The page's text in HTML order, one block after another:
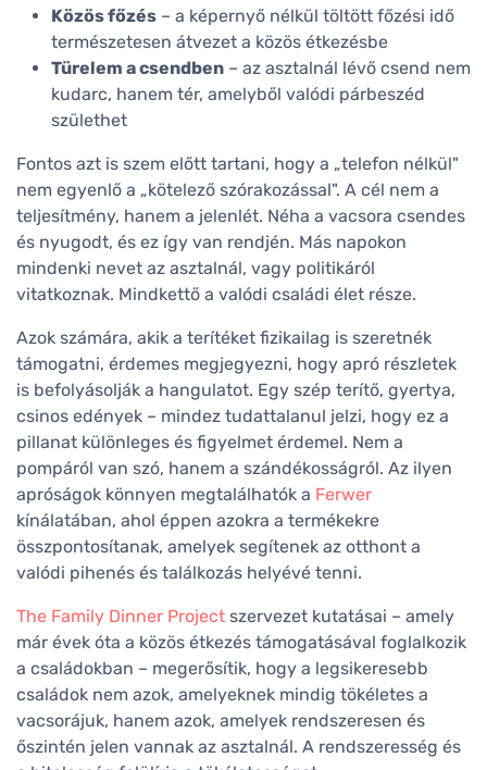
Közös főzés – a képernyő nélkül töltött főzési idő
természetesen átvezet a közös étkezésbe
Türelem a csendben – az asztalnál lévő csend nem
kudarc, hanem tér, amelyből valódi párbeszéd
születhet
Fontos azt is szem előtt tartani, hogy a „telefon nélkül"
nem egyenlő a „kötelező szórakozással". A cél nem a
teljesítmény, hanem a jelenlét. Néha a vacsora csendes
és nyugodt, és ez így van rendjén. Más napokon
mindenki nevet az asztalnál, vagy politikáról
vitatkoznak. Mindkettő a valódi családi élet része.
Azok számára, akik a terítéket fizikailag is szeretnék
támogatni, érdemes megjegyezni, hogy apró részletek
is befolyásolják a hangulatot. Egy szép terítő, gyertya,
csinos edények – mindez tudattalanul jelzi, hogy ez a
pillanat különleges és figyelmet érdemel. Nem a
pompáról van szó, hanem a szándékosságról. Az ilyen
apróságok könnyen megtalálhatók a Ferwer
kínálatában, ahol éppen azokra a termékekre
összpontosítanak, amelyek segítenek az otthont a
valódi pihenés és találkozás helyévé tenni.
The Family Dinner Project szervezet kutatásai – amely
már évek óta a közös étkezés támogatásával foglalkozik
a családokban – megerősítik, hogy a legsikeresebb
családok nem azok, amelyeknek mindig tökéletes a
vacsorájuk, hanem azok, amelyek rendszeresen és
őszintén jelen vannak az asztalnál. A rendszeresség és